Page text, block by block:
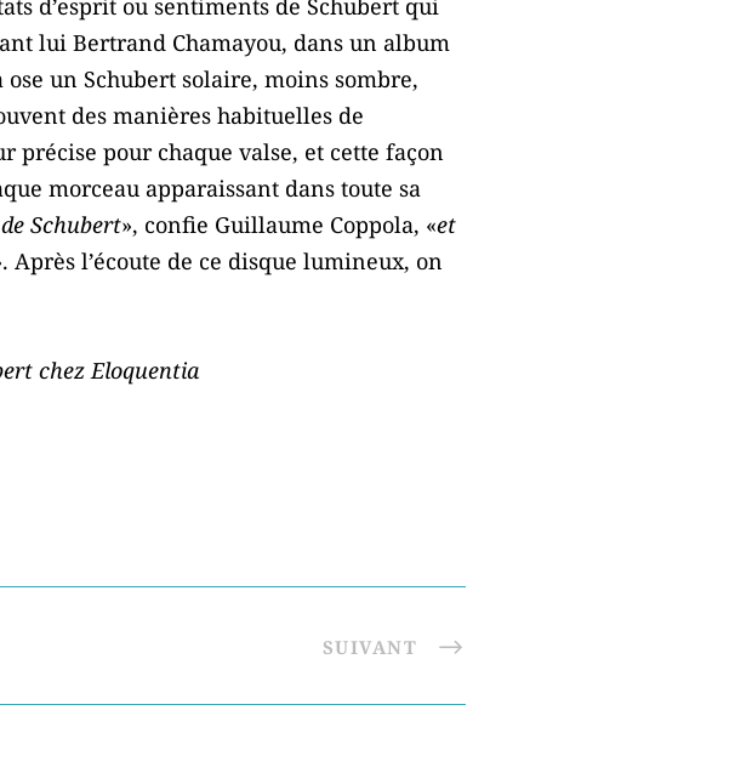
d’esprit ou sentiments de Schubert qui
lui Bertrand Chamayou, dans un album
un Schubert solaire, moins sombre,
des manières habituelles de
précise pour chaque valse, et cette façon
morceau apparaissant dans toute sa
Schubert», confie Guillaume Coppola, «et
Après l’écoute de ce disque lumineux, on
chez Eloquentia
SUIVANT